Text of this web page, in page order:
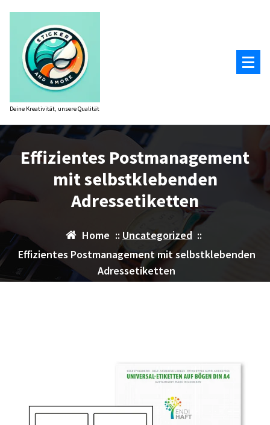
springen
Deine Kreativität, unsere Qualität
Effizientes Postmanagement
mit selbstklebenden
Adressetiketten
Home :: Uncategorized::
Effizientes Postmanagement mit selbstklebenden
Adressetiketten